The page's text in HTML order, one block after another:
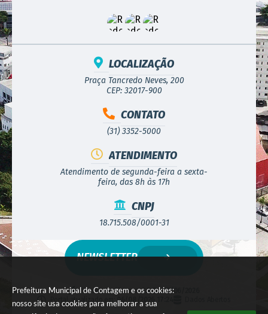
Prefeitura Municipal de Contagem e os cookies:
nosso site usa cookies para melhorar a sua
LOCALIZAÇÃO
Praça Tancredo Neves, 200
CEP: 32017-900
CONTATO
(31) 3352-5000
ATENDIMENTO
Atendimento de segunda-feira a sexta-
feira, das 8h às 17h
CNPJ
18.715.508/0001-31
Versão do Sistema:3.5.3 - 19/06/2026
Portal atualizado em:
06/08/2026 17:24
NEWSLETTER